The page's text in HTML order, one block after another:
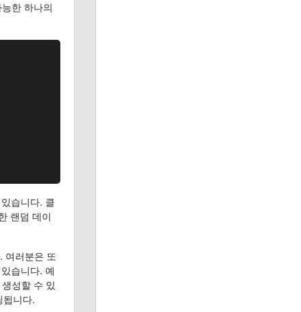
한 하나의
습니다. 클
랜덤 데이
여러분은 또
습니다. 예
성할 수 있
됩니다.